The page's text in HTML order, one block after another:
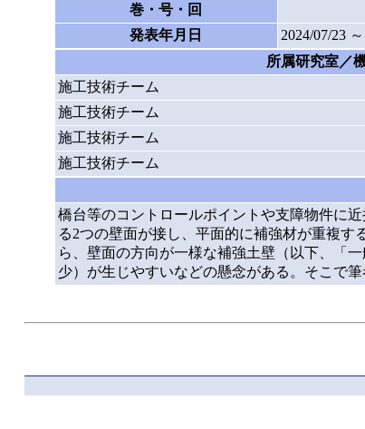
巻・号・回
発表年月日
2024/07/23
所属研究室／
施工技術チーム
施工技術チーム
施工技術チーム
施工技術チーム
橋台等のコントロールポイントや支障物件に
る2つの壁面が接し、平面的に補強材が重複
ら、壁面の方向が一様な補強土壁（以下、「
少）が生じやすいなどの懸念がある。そこで